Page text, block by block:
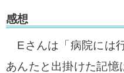
感想
Eさんは「病院には
あんたと出掛けた記憶